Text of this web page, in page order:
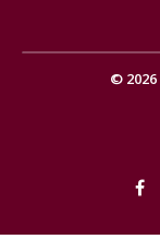
© 2026